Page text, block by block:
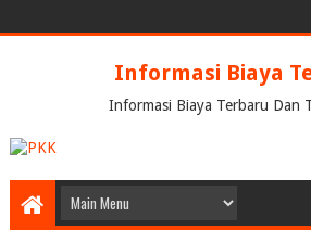
Informasi Biaya
Informasi Biaya Terbaru Dan